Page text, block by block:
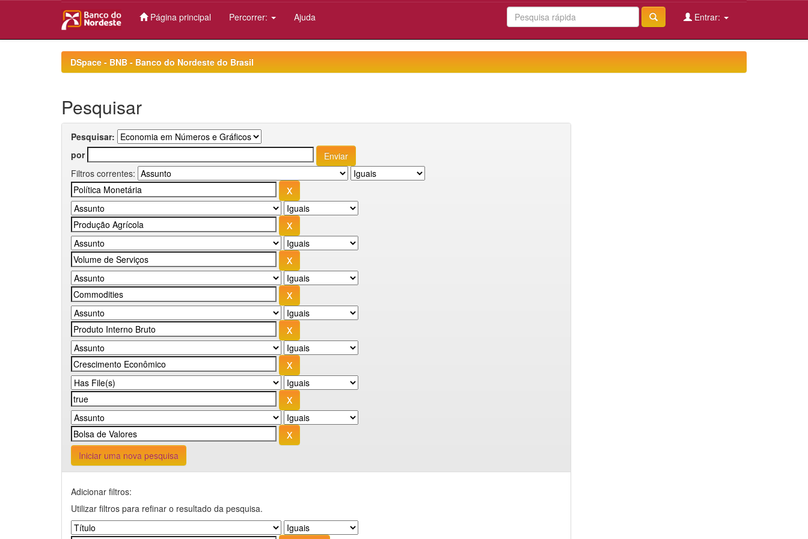
Página principal Percorrer: Ajuda Entrar:
DSpace - BNB - Banco do Nordeste do Brasil
Pesquisar
Pesquisar:
por
Filtros correntes:
Iniciar uma nova pesquisa
Adicionar filtros:
Utilizar filtros para refinar o resultado da pesquisa.